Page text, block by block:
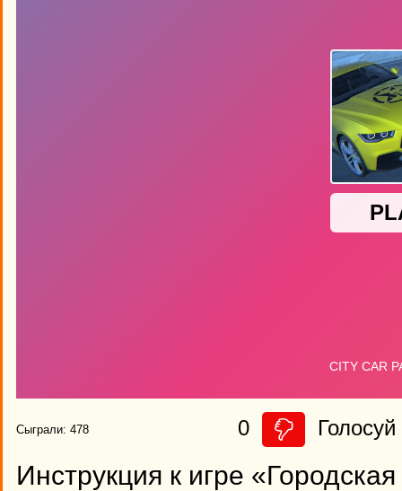
Сыграли: 478 0 Голосуй
Инструкция к игре